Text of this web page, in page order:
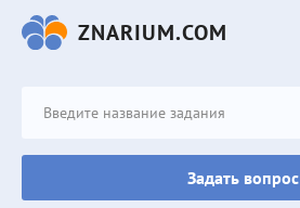
ZNARIUM.COM
Задать вопрос